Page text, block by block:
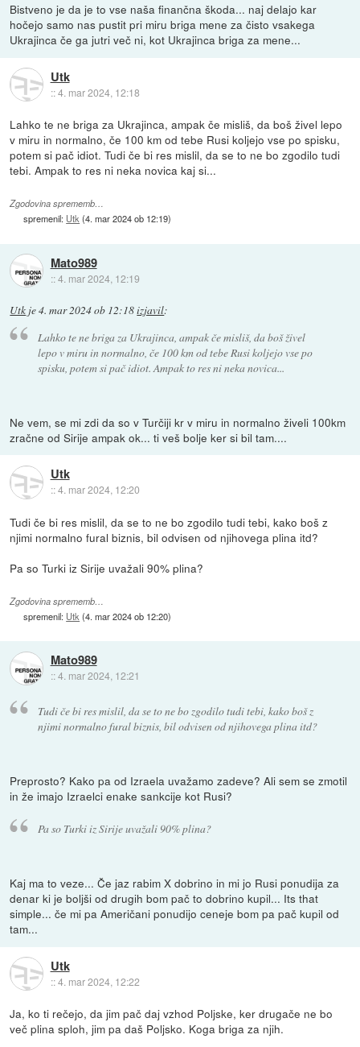
Bistveno je da je to vse naša finančna škoda... naj delajo kar
hočejo samo nas pustit pri miru briga mene za čisto vsakega
Ukrajinca če ga jutri več ni, kot Ukrajinca briga za mene...
Utk
::4. mar 2024, 12:18
Lahko te ne briga za Ukrajinca, ampak če misliš, da boš živel lepo
v miru in normalno, če 100 km od tebe Rusi koljejo vse po spisku,
potem si pač idiot. Tudi če bi res mislil, da se to ne bo zgodilo tudi
tebi. Ampak to res ni neka novica kaj si...
Zgodovina sprememb…
spremenil: Utk(4. mar 2024 ob 12:19)
Mato989
::4. mar 2024, 12:19
Utk je4. mar 2024 ob 12:18izjavil:
Lahko te ne briga za Ukrajinca, ampak če misliš, da boš živel
lepo v miru in normalno, če 100 km od tebe Rusi koljejo vse po
spisku, potem si pač idiot. Ampak to res ni neka novica...
Ne vem, se mi zdi da so v Turčiji kr v miru in normalno živeli 100km
zračne od Sirije ampak ok... ti veš bolje ker si bil tam....
Utk
::4. mar 2024, 12:20
Tudi če bi res mislil, da se to ne bo zgodilo tudi tebi, kako boš z
njimi normalno fural biznis, bil odvisen od njihovega plina itd?
Pa so Turki iz Sirije uvažali 90% plina?
Zgodovina sprememb…
spremenil: Utk (4. mar 2024 ob 12:20)
Mato989
::4. mar 2024, 12:21
Tudi če bi res mislil, da se to ne bo zgodilo tudi tebi, kako boš z
njimi normalno fural biznis, bil odvisen od njihovega plina itd?
Preprosto? Kako pa od Izraela uvažamo zadeve? Ali sem se zmotil
in že imajo Izraelci enake sankcije kot Rusi?
Pa so Turki iz Sirije uvažali 90% plina?
Kaj ma to veze... Če jaz rabim X dobrino in mi jo Rusi ponudija za
denar ki je boljši od drugih bom pač to dobrino kupil... Its that
simple... če mi pa Američani ponudijo ceneje bom pa pač kupil od
tam...
Utk
::4. mar 2024, 12:22
Ja, ko ti rečejo, da jim pač daj vzhod Poljske, ker drugače ne bo
več plina sploh, jim pa daš Poljsko. Koga briga za njih.